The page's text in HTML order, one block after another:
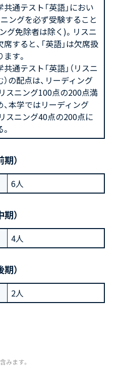
通テスト「英語」におい
ニングを必ず受験すること
グ免除者は除く)。リスニ
席すると、「英語」は欠席扱
す。
通テスト「英語」（リスニ
）の配点は、リーディング
スニング100点の200点満
、本学ではリーディング
スニング40点の200点に
）
6人
）
4人
）
2人
みます。